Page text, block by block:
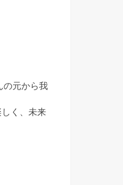
の元から我
く、未来